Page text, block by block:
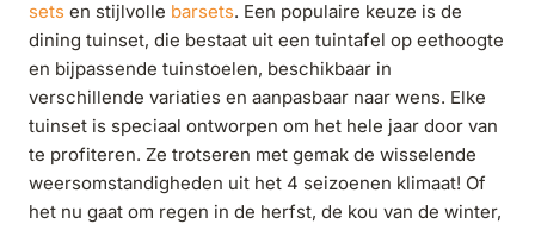
sets en stijlvolle barsets. Een populaire keuze is de
dining tuinset, die bestaat uit een tuintafel op eethoogte
en bijpassende tuinstoelen, beschikbaar in
verschillende variaties en aanpasbaar naar wens. Elke
tuinset is speciaal ontworpen om het hele jaar door van
te profiteren. Ze trotseren met gemak de wisselende
weersomstandigheden uit het 4 seizoenen klimaat! Of
het nu gaat om regen in de herfst, de kou van de winter,